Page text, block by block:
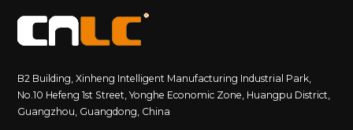
B2 Building, Xinheng Intelligent Manufacturing Industrial Park,
No.10 Hefeng 1st Street, Yonghe Economic Zone, Huangpu District,
Guangzhou, Guangdong, China